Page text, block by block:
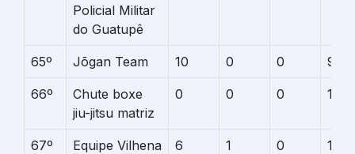
Policial Militar
do Guatupê
65º Jõgan Team 10 0 0 9
66º
Chute boxe
jiu-jitsu matriz
0 0 0 19
67º
Equipe Vilhena
6 1 0 12